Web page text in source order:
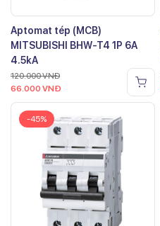
Aptomat tép (MCB)
MITSUBISHI BHW-T4 1P 6A
4.5kA
120.000VNĐ
66.000 VNĐ
-45%